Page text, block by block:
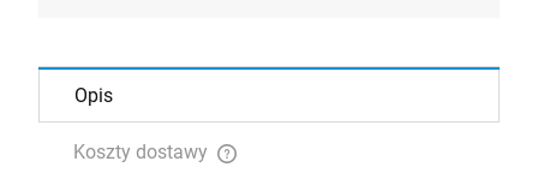
Opis
Koszty dostawy